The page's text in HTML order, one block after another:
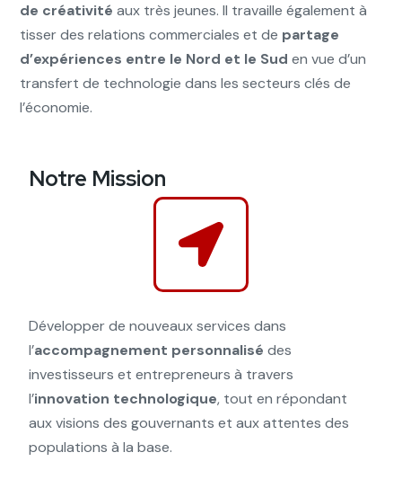
de créativité aux très jeunes. Il travaille également à
tisser des relations commerciales et de partage
d’expériences entre le Nord et le Sud en vue d’un
transfert de technologie dans les secteurs clés de
l’économie.
Notre Mission
Développer de nouveaux services dans
l’accompagnement personnalisé des
investisseurs et entrepreneurs à travers
l’innovation technologique, tout en répondant
aux visions des gouvernants et aux attentes des
populations à la base.